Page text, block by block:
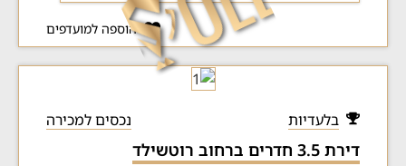
הוספה למועדפים
בלעדיות נכסים למכירה
דירת 3.5 חדרים ברחוב רוטשילד